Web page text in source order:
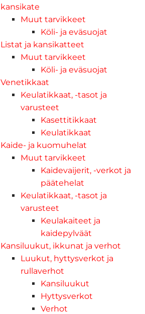
kansikate
Muut tarvikkeet
Köli- ja eväsuojat
Listat ja kansikatteet
Muut tarvikkeet
Köli- ja eväsuojat
Venetikkaat
Keulatikkaat, -tasot ja
varusteet
Kasettitikkaat
Keulatikkaat
Kaide- ja kuomuhelat
Muut tarvikkeet
Kaidevaijerit, -verkot ja
päätehelat
Keulatikkaat, -tasot ja
varusteet
Keulakaiteet ja
kaidepylväät
Kansiluukut, ikkunat ja verhot
Luukut, hyttysverkot ja
rullaverhot
Kansiluukut
Hyttysverkot
Verhot